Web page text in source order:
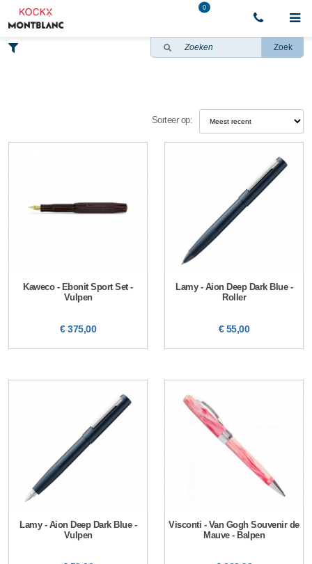
0
Zoek
Sorteer op:
Kaweco - Ebonit Sport Set -
Vulpen
€ 375,00
Lamy - Aion Deep Dark Blue -
Roller
€ 55,00
Lamy - Aion Deep Dark Blue -
Vulpen
Visconti - Van Gogh Souvenir de
Mauve - Balpen